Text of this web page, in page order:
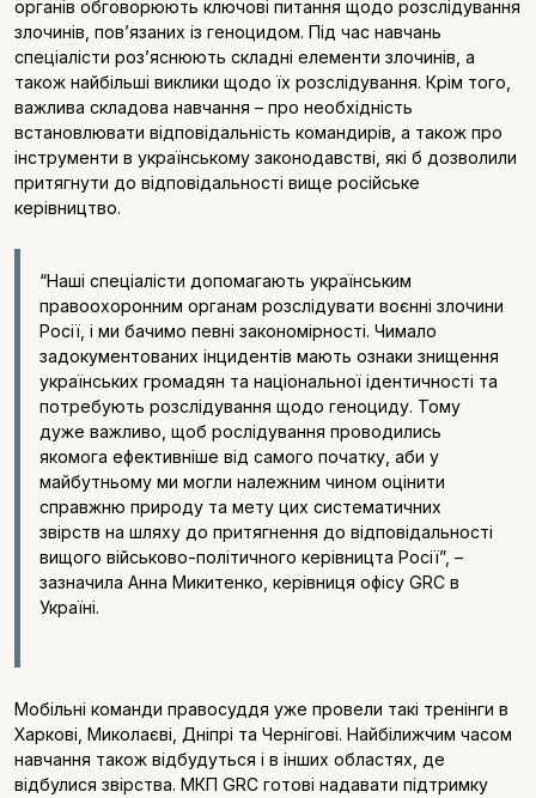
органів обговорюють ключові питання щодо розслідування
злочинів, пов’язаних із геноцидом. Під час навчань
спеціалісти роз’яснюють складні елементи злочинів, а
також найбільші виклики щодо їх розслідування. Крім того,
важлива складова навчання – про необхідність
встановлювати відповідальність командирів, а також про
інструменти в українському законодавстві, які б дозволили
притягнути до відповідальності вище російське
керівництво.
“Наші спеціалісти допомагають українським
правоохоронним органам розслідувати воєнні злочини
Росії, і ми бачимо певні закономірності. Чимало
задокументованих інцидентів мають ознаки знищення
українських громадян та національної ідентичності та
потребують розслідування щодо геноциду. Тому
дуже важливо, щоб рослідування проводились
якомога ефективніше від самого початку, аби у
майбутньому ми могли належним чином оцінити
справжню природу та мету цих систематичних
звірств на шляху до притягнення до відповідальності
вищого військово-політичного керівницта Росії”, –
зазначила Анна Микитенко, керівниця офісу GRC в
Україні.
Мобільні команди правосуддя уже провели такі тренінги в
Харкові, Миколаєві, Дніпрі та Чернігові. Найбілижчим часом
навчання також відбудуться і в інших областях, де
відбулися звірства. МКП GRC готові надавати підтримку